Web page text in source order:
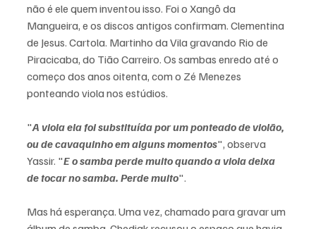
não é ele quem inventou isso. Foi o Xangô da
Mangueira, e os discos antigos confirmam. Clementina
de Jesus. Cartola. Martinho da Vila gravando Rio de
Piracicaba, do Tião Carreiro. Os sambas enredo até o
começo dos anos oitenta, com o Zé Menezes
ponteando viola nos estúdios.
"A viola ela foi substituída por um ponteado de violão,
ou de cavaquinho em alguns momentos", observa
Yassir. "E o samba perde muito quando a viola deixa
de tocar no samba. Perde muito".
Mas há esperança. Uma vez, chamado para gravar um